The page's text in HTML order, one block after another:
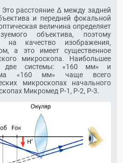
Это расстояние Δ между задней
и передней фокальной
величина определяет
объектива, поэтому
на качество изображения,
а это имеет существенное
микроскопа. Наибольшее
две системы: «160 мм» и
«160 мм» чаще всего
микроскопах начального
Микромед Р-1, Р-2, Р-3.